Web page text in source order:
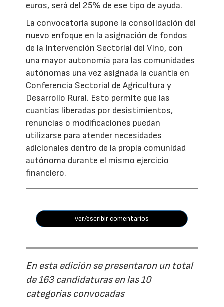
euros, será del 25% de ese tipo de ayuda.
La convocatoria supone la consolidación del
nuevo enfoque en la asignación de fondos
de la Intervención Sectorial del Vino, con
una mayor autonomía para las comunidades
autónomas una vez asignada la cuantía en
Conferencia Sectorial de Agricultura y
Desarrollo Rural. Esto permite que las
cuantías liberadas por desistimientos,
renuncias o modificaciones puedan
utilizarse para atender necesidades
adicionales dentro de la propia comunidad
autónoma durante el mismo ejercicio
financiero.
ver/escribir comentarios
En esta edición se presentaron un total
de 163 candidaturas en las 10
categorías convocadas